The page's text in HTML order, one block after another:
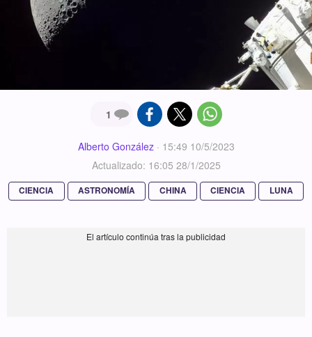
1
Alberto González· 15:49 10/5/2023
Actualizado: 16:05 28/1/2025
CIENCIA ASTRONOMÍA CHINA CIENCIA LUNA